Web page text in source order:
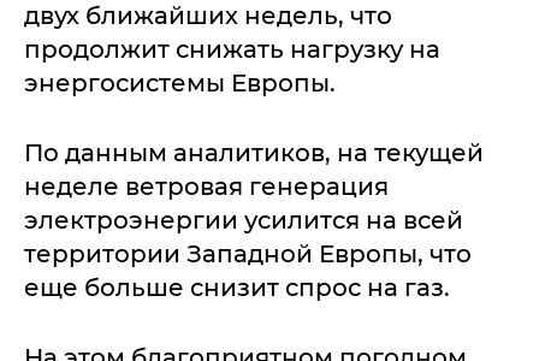
двух ближайших недель, что
продолжит снижать нагрузку на
энергосистемы Европы.
По данным аналитиков, на текущей
неделе ветровая генерация
электроэнергии усилится на всей
территории Западной Европы, что
еще больше снизит спрос на газ.